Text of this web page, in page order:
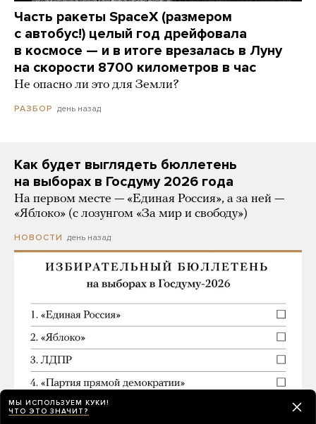
Часть ракеты SpaceX (размером
с автобус!) целый год дрейфовала
в космосе — и в итоге врезалась в Луну
на скорости 8700 километров в час
Не опасно ли это для Земли?
РАЗБОР день назад
Как будет выглядеть бюллетень
на выборах в Госдуму 2026 года
На первом месте — «Единая Россия», а за ней —
«Яблоко» (с лозунгом «За мир и свободу»)
НОВОСТИ день назад
МЫ ИСПОЛЬЗУЕМ КУКИ!
ЧТО ЭТО ЗНАЧИТ?